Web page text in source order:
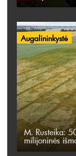
Augalininkystė
M. Rusteika:
milijoninės